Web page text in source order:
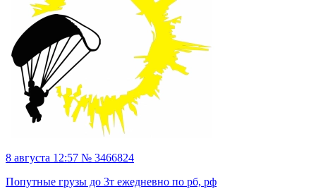
8 августа 12:57 № 3466824
Попутные грузы до 3т ежедневно по рб, рф